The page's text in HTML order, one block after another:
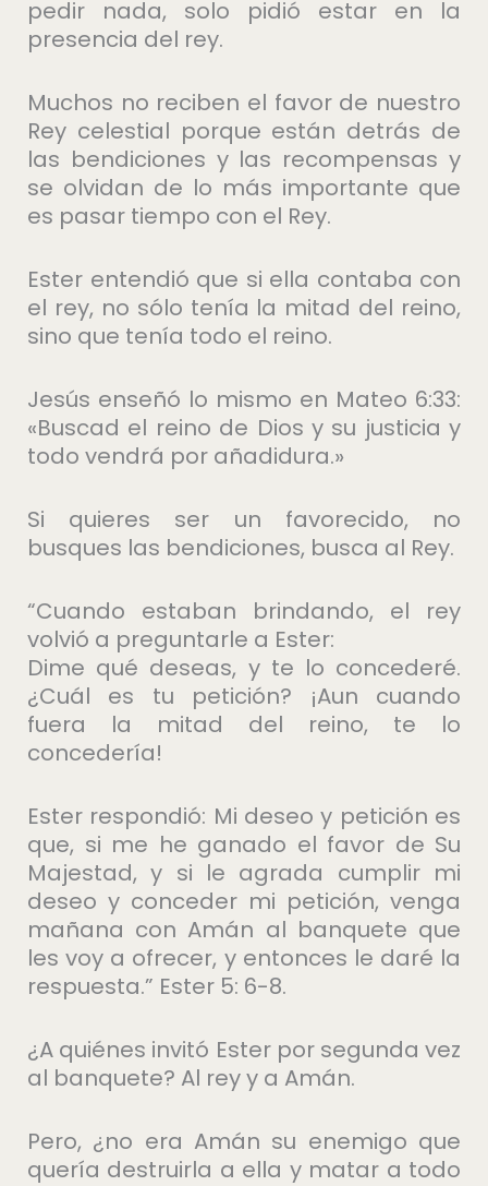
pedir nada, solo pidió estar en la
presencia del rey.
Muchos no reciben el favor de nuestro
Rey celestial porque están detrás de
las bendiciones y las recompensas y
se olvidan de lo más importante que
es pasar tiempo con el Rey.
Ester entendió que si ella contaba con
el rey, no sólo tenía la mitad del reino,
sino que tenía todo el reino.
Jesús enseñó lo mismo en Mateo 6:33:
«Buscad el reino de Dios y su justicia y
todo vendrá por añadidura.»
Si quieres ser un favorecido, no
busques las bendiciones, busca al Rey.
“Cuando estaban brindando, el rey
volvió a preguntarle a Ester:
Dime qué deseas, y te lo concederé.
¿Cuál es tu petición? ¡Aun cuando
fuera la mitad del reino, te lo
concedería!
Ester respondió: Mi deseo y petición es
que, si me he ganado el favor de Su
Majestad, y si le agrada cumplir mi
deseo y conceder mi petición, venga
mañana con Amán al banquete que
les voy a ofrecer, y entonces le daré la
respuesta.” Ester 5: 6-8.
¿A quiénes invitó Ester por segunda vez
al banquete? Al rey y a Amán.
Pero, ¿no era Amán su enemigo que
quería destruirla a ella y matar a todo